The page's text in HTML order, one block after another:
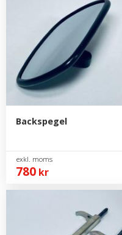
Backspegel
780 kr